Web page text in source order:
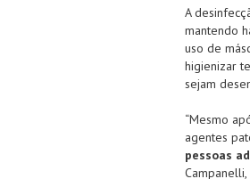
A
mantendo
uso de
higienizar
sejam
“Mesmo
agentes
pessoas